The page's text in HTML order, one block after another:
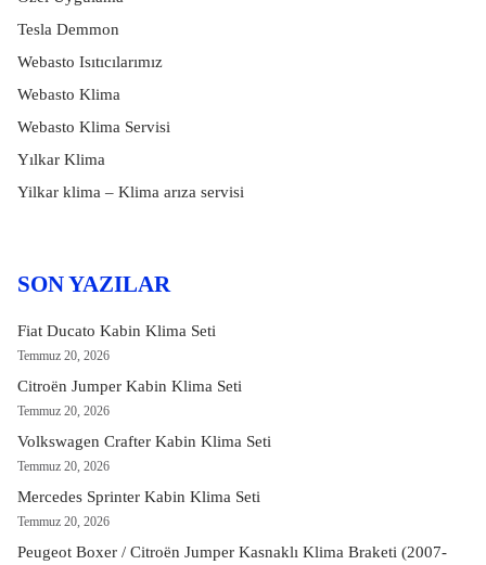
Tesla Demmon
Webasto Isıtıcılarımız
Webasto Klima
Webasto Klima Servisi
Yılkar Klima
Yilkar klima – Klima arıza servisi
SON YAZILAR
Fiat Ducato Kabin Klima Seti
Temmuz 20, 2026
Citroën Jumper Kabin Klima Seti
Temmuz 20, 2026
Volkswagen Crafter Kabin Klima Seti
Temmuz 20, 2026
Mercedes Sprinter Kabin Klima Seti
Temmuz 20, 2026
Peugeot Boxer / Citroën Jumper Kasnaklı Klima Braketi (2007-